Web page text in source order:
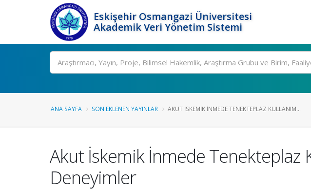
Eskişehir Osmangazi Üniversitesi
Akademik Veri Yönetim Sistemi
Ara
ANA SAYFA SON EKLENEN YAYINLAR AKUT İSKEMIK İNMEDE TENEKTEPLAZ KULLANIM...
Akut İskemik İnmede Tenekteplaz
Deneyimler